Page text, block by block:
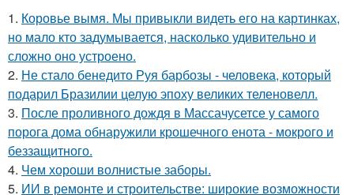
1. Коровье вымя. Мы привыкли видеть его на картинках,
но мало кто задумывается, насколько удивительно и
сложно оно устроено.
2. Не стало бенедито Руя барбозы - человека, который
подарил Бразилии целую эпоху великих теленовелл.
3. После проливного дождя в Массачусетсе у самого
порога дома обнаружили крошечного енота - мокрого и
беззащитного.
4. Чем хороши волнистые заборы.
5. ИИ в ремонте и строительстве: широкие возможности